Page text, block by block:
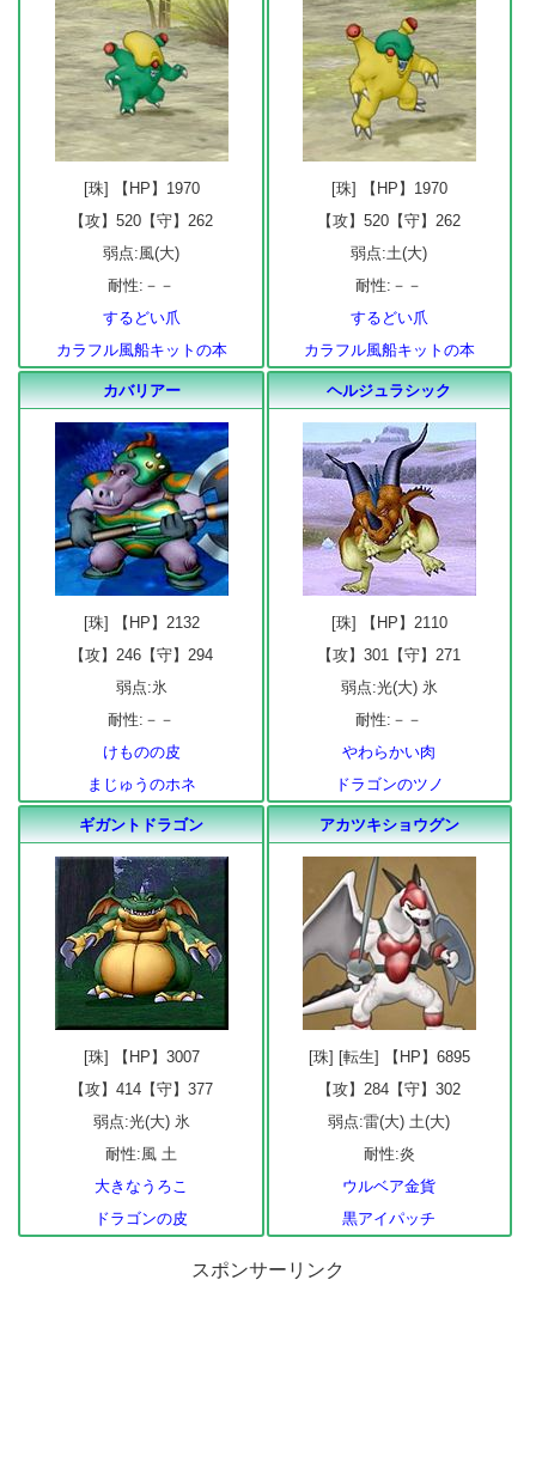
[珠] 【HP】1970
【攻】520【守】262
弱点:風(大)
耐性:－－
するどい爪
カラフル風船キットの本
[珠] 【HP】1970
【攻】520【守】262
弱点:土(大)
耐性:－－
するどい爪
カラフル風船キットの本
カバリアー
[珠] 【HP】2132
【攻】246【守】294
弱点:氷
耐性:－－
けものの皮
まじゅうのホネ
ヘルジュラシック
[珠] 【HP】2110
【攻】301【守】271
弱点:光(大) 氷
耐性:－－
やわらかい肉
ドラゴンのツノ
ギガントドラゴン
[珠] 【HP】3007
【攻】414【守】377
弱点:光(大) 氷
耐性:風 土
大きなうろこ
ドラゴンの皮
アカツキショウグン
[珠] [転生] 【HP】6895
【攻】284【守】302
弱点:雷(大) 土(大)
耐性:炎
ウルベア金貨
黒アイパッチ
スポンサーリンク